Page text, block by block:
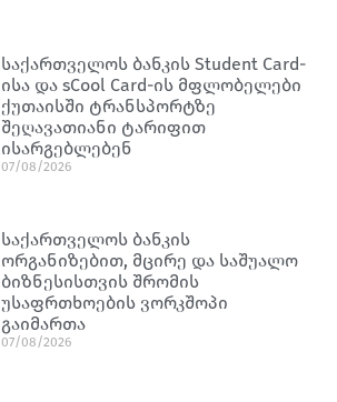
საქართველოს ბანკის Student Card-
ისა და sCool Card-ის მფლობელები
ქუთაისში ტრანსპორტზე
შეღავათიანი ტარიფით
ისარგებლებენ
07/08/2026
საქართველოს ბანკის
ორგანიზებით, მცირე და საშუალო
ბიზნესისთვის შრომის
უსაფრთხოების ვორკშოპი
გაიმართა
07/08/2026